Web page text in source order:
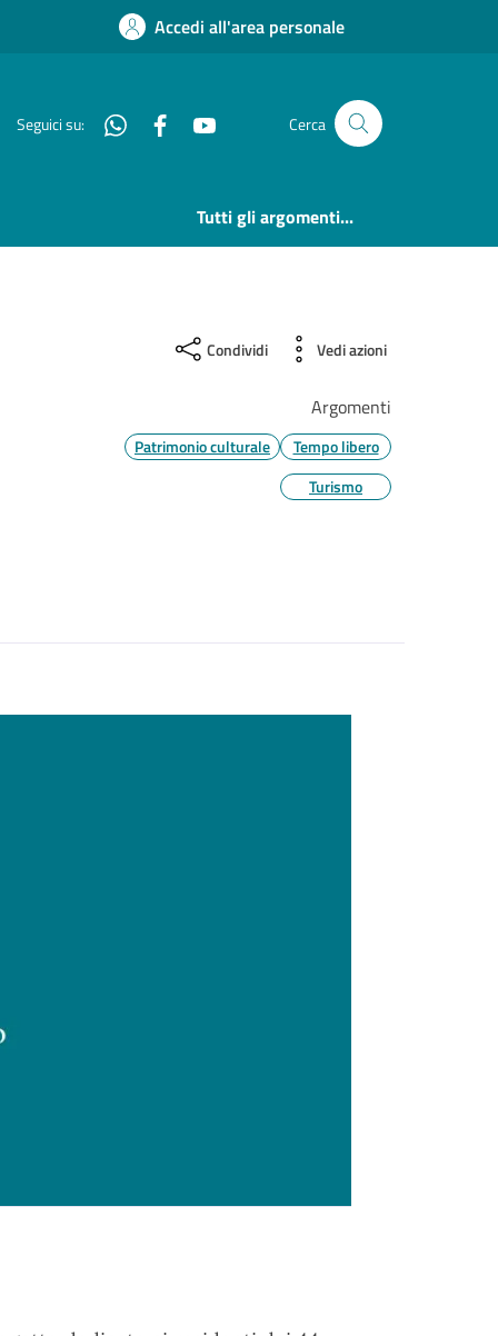
Accedi all'area personale
Seguici su: WhatsappFacebook Cerca
Tutti gli argomenti...
Condividi Vedi azioni
Argomenti
Patrimonio culturale
Tempo libero
Turismo